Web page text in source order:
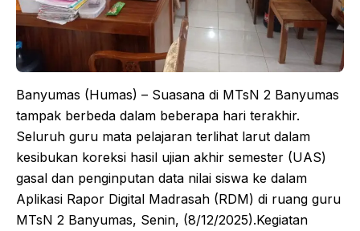
​Banyumas (Humas) – Suasana di MTsN 2 Banyumas
tampak berbeda dalam beberapa hari terakhir.
Seluruh guru mata pelajaran terlihat larut dalam
kesibukan koreksi hasil ujian akhir semester (UAS)
gasal dan penginputan data nilai siswa ke dalam
Aplikasi Rapor Digital Madrasah (RDM) di ruang guru
MTsN 2 Banyumas, Senin, (8/12/2025).​Kegiatan